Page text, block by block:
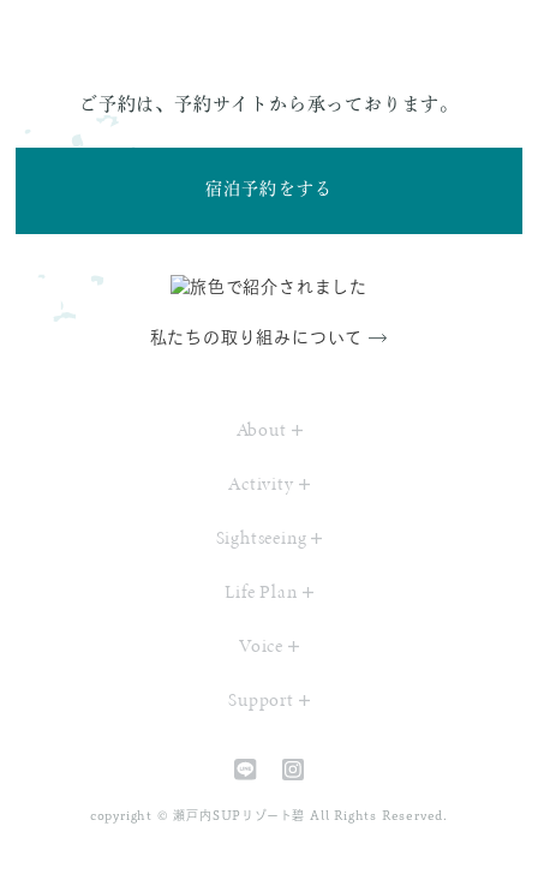
ご予約は、予約サイトから承っております。
宿泊予約をする
私たちの取り組みについて
About
Activity
Sightseeing
Life Plan
Voice
Support
copyright © 瀬戸内SUPリゾート碧 All Rights Reserved.